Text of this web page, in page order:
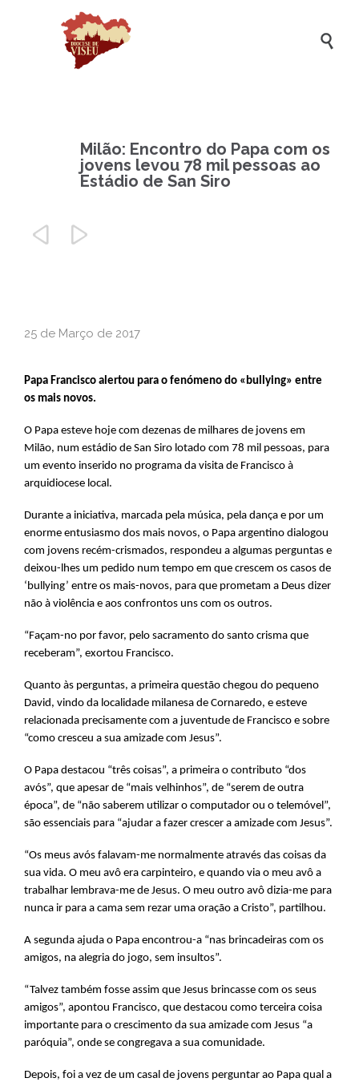

Milão: Encontro do Papa com os
jovens levou 78 mil pessoas ao
Estádio de San Siro
 
25 de Março de 2017
Papa Francisco alertou para o fenómeno do «bullying» entre
os mais novos.
O Papa esteve hoje com dezenas de milhares de jovens em
Milão, num estádio de San Siro lotado com 78 mil pessoas, para
um evento inserido no programa da visita de Francisco à
arquidiocese local.
Durante a iniciativa, marcada pela música, pela dança e por um
enorme entusiasmo dos mais novos, o Papa argentino dialogou
com jovens recém-crismados, respondeu a algumas perguntas e
deixou-lhes um pedido num tempo em que crescem os casos de
‘bullying’ entre os mais-novos, para que prometam a Deus dizer
não à violência e aos confrontos uns com os outros.
“Façam-no por favor, pelo sacramento do santo crisma que
receberam”, exortou Francisco.
Quanto às perguntas, a primeira questão chegou do pequeno
David, vindo da localidade milanesa de Cornaredo, e esteve
relacionada precisamente com a juventude de Francisco e sobre
“como cresceu a sua amizade com Jesus”.
O Papa destacou “três coisas”, a primeira o contributo “dos
avós”, que apesar de “mais velhinhos”, de “serem de outra
época”, de “não saberem utilizar o computador ou o telemóvel”,
são essenciais para “ajudar a fazer crescer a amizade com Jesus”.
“Os meus avós falavam-me normalmente através das coisas da
sua vida. O meu avô era carpinteiro, e quando via o meu avô a
trabalhar lembrava-me de Jesus. O meu outro avô dizia-me para
nunca ir para a cama sem rezar uma oração a Cristo”, partilhou.
A segunda ajuda o Papa encontrou-a “nas brincadeiras com os
amigos, na alegria do jogo, sem insultos”.
“Talvez também fosse assim que Jesus brincasse com os seus
amigos”, apontou Francisco, que destacou como terceira coisa
importante para o crescimento da sua amizade com Jesus “a
paróquia”, onde se congregava a sua comunidade.
Depois, foi a vez de um casal de jovens perguntar ao Papa qual a